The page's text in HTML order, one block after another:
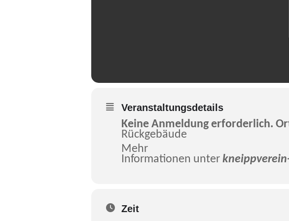
Veranstaltungsdetails
Keine Anmeldung erforderlich.
Rückgebäude
Mehr
Informationen unter
Zeit